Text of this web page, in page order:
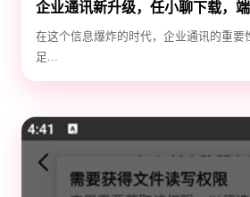
企业通讯新升级，任小聊下载，
效！
在这个信息爆炸的时代，企业通讯的重要
足...